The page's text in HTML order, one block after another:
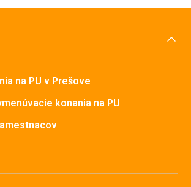
na PU v Prešove
konania na PU